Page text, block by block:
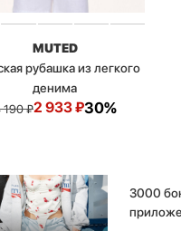
MUTED
рубашка из легкого
денима
190₽2 933₽30%
3000